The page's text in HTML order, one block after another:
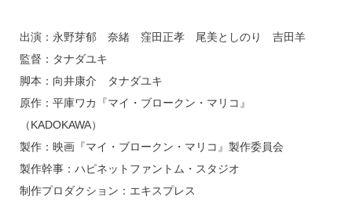
出演：永野芽郁 奈緒 窪田正孝 尾美としのり 吉田羊
監督：タナダユキ
脚本：向井康介 タナダユキ
原作：平庫ワカ『マイ・ブロークン・マリコ』
（KADOKAWA）
製作：映画『マイ・ブロークン・マリコ』製作委員会
製作幹事：ハピネットファントム・スタジオ
制作プロダクション：エキスプレス